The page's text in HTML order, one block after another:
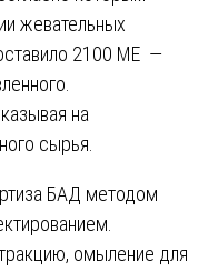
жевательных
2100 МЕ —
на
сырья.
БАД методом
омыление для